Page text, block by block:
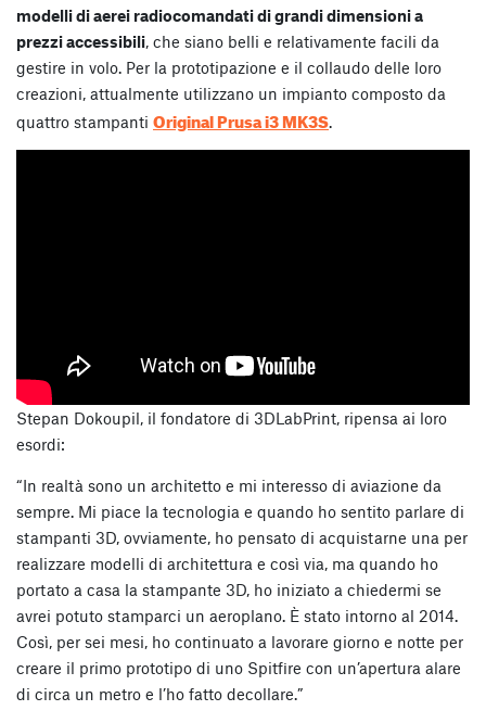
modelli di aerei radiocomandati di grandi dimensioni a
prezzi accessibili, che siano belli e relativamente facili da
gestire in volo. Per la prototipazione e il collaudo delle loro
creazioni, attualmente utilizzano un impianto composto da
quattro stampanti Original Prusa i3 MK3S.
Stepan Dokoupil, il fondatore di 3DLabPrint, ripensa ai loro
esordi:
“In realtà sono un architetto e mi interesso di aviazione da
sempre. Mi piace la tecnologia e quando ho sentito parlare di
stampanti 3D, ovviamente, ho pensato di acquistarne una per
realizzare modelli di architettura e così via, ma quando ho
portato a casa la stampante 3D, ho iniziato a chiedermi se
avrei potuto stamparci un aeroplano. È stato intorno al 2014.
Così, per sei mesi, ho continuato a lavorare giorno e notte per
creare il primo prototipo di uno Spitfire con un’apertura alare
di circa un metro e l’ho fatto decollare.”